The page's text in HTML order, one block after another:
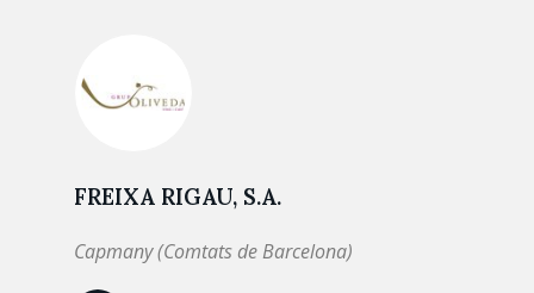
FREIXA RIGAU, S.A.
Capmany (Comtats de Barcelona)